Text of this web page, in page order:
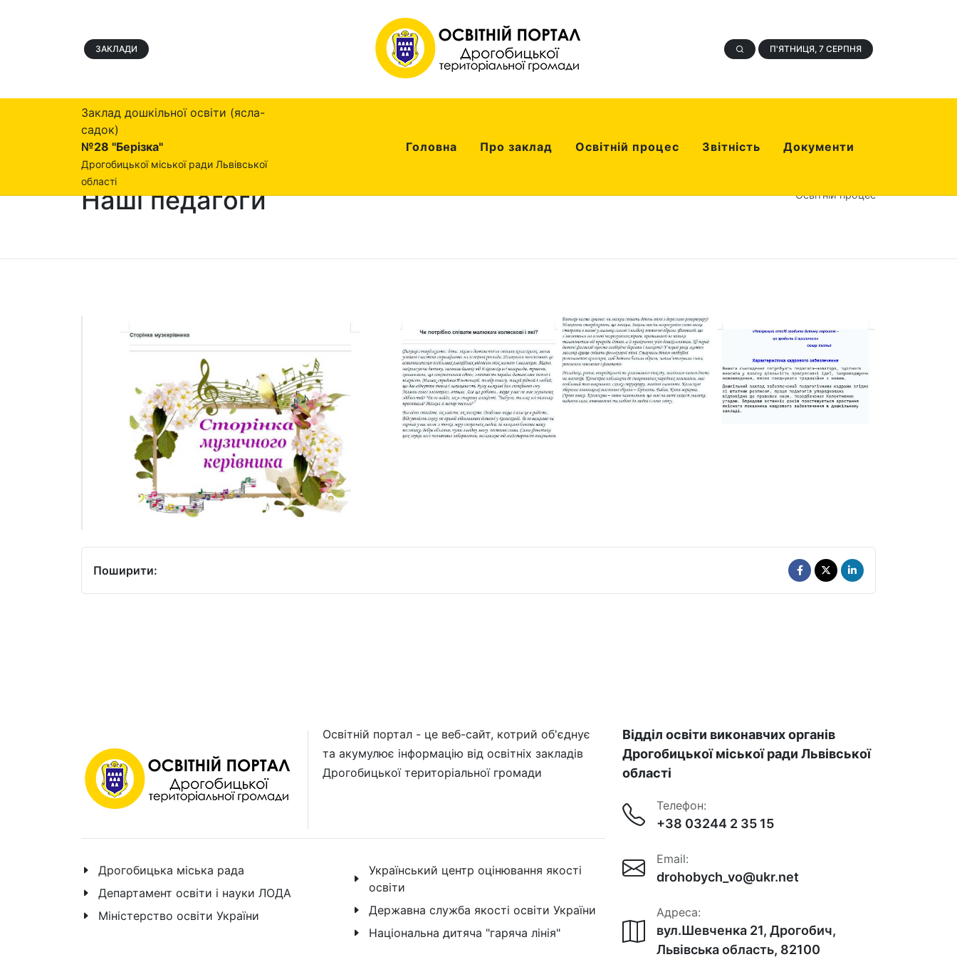
ЗАКЛАДИ П'ЯТНИЦЯ, 7 СЕРПНЯ
Заклад дошкільної освіти (ясла-
садок)
№28 "Берізка"
Дрогобицької міської ради Львівської
області
Головна Про заклад Освітній процес Звітність Документи
Наші педагоги Освітній процес
Поширити:
Освітній портал - це веб-сайт, котрий об'єднує
та акумулює інформацію від освітніх закладів
Дрогобицької територіальної громади
Дрогобицька міська рада
Департамент освіти і науки ЛОДА
Міністерство освіти України
Український центр оцінювання якості
освіти
Державна служба якості освіти України
Національна дитяча "гаряча лінія"
Відділ освіти виконавчих органів
Дрогобицької міської ради Львівської
області
Телефон:
+38 03244 2 35 15
Email:
drohobych_vo@ukr.net
Адреса:
вул.Шевченка 21, Дрогобич,
Львівська область, 82100